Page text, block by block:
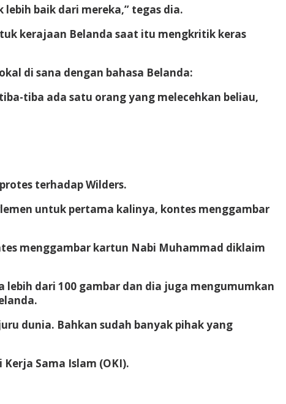
baik dari mereka,” tegas dia.
kerajaan Belanda saat itu mengkritik keras
di sana dengan bahasa Belanda:
tiba ada satu orang yang melecehkan beliau,
terhadap Wilders.
untuk pertama kalinya, kontes menggambar
menggambar kartun Nabi Muhammad diklaim
dari 100 gambar dan dia juga mengumumkan
dunia. Bahkan sudah banyak pihak yang
Sama Islam (OKI).